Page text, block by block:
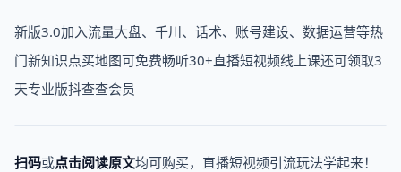
新版3.0加入流量大盘、千川、话术、账号建设、数据运营等热
门新知识点买地图可免费畅听30+直播短视频线上课还可领取3
天专业版抖查查会员
扫码或点击阅读原文均可购买，直播短视频引流玩法学起来！